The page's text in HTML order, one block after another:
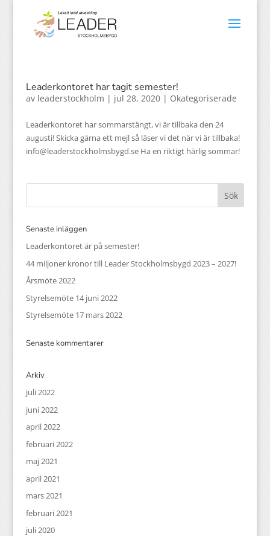
Leaderkontoret har tagit semester!
av leaderstockholm | jul 28, 2020| Okategoriserade
Leaderkontoret har sommarstängt, vi är tillbaka den 24
augusti! Skicka gärna ett mejl så läser vi det när vi är tillbaka!
info@leaderstockholmsbygd.se Ha en riktigt härlig sommar!
Senaste inläggen
Leaderkontoret är på semester!
44 miljoner kronor till Leader Stockholmsbygd 2023 – 2027!
Årsmöte 2022
Styrelsemöte 14 juni 2022
Styrelsemöte 17 mars 2022
Senaste kommentarer
Arkiv
juli 2022
juni 2022
april 2022
februari 2022
maj 2021
april 2021
mars 2021
februari 2021
juli 2020